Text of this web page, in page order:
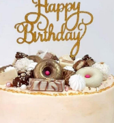
עוגת יום הולדת מיוחדת